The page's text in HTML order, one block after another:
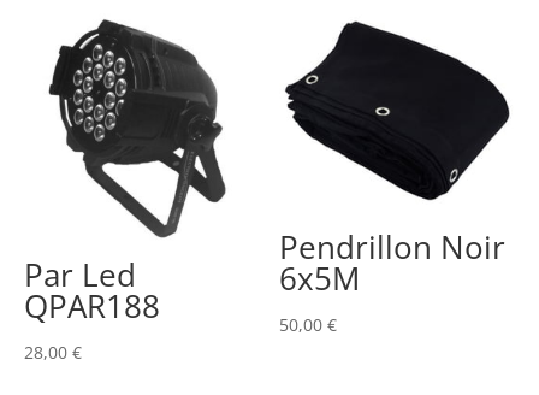
Par Led
QPAR188
28,00 €
Pendrillon Noir
6x5M
50,00€